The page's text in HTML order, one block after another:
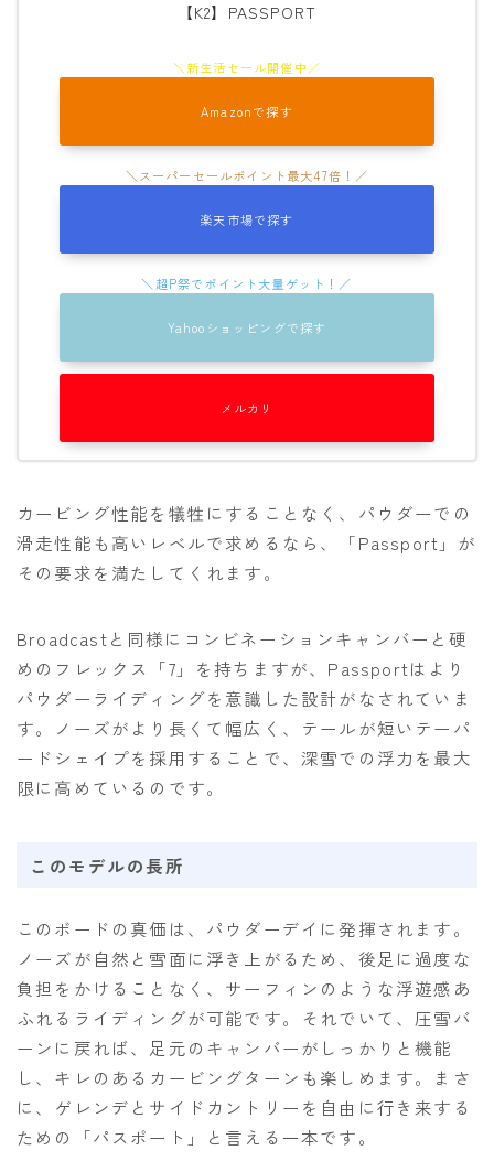
Follow Me
【K2】PASSPORT
Amazonで探す
楽天市場で探す
Yahooショッピングで探す
メルカリ
カービング性能を犠牲にすることなく、パウダーでの
滑走性能も高いレベルで求めるなら、「Passport」が
その要求を満たしてくれます。
Broadcastと同様にコンビネーションキャンバーと硬
めのフレックス「7」を持ちますが、Passportはより
パウダーライディングを意識した設計がなされていま
す。ノーズがより長くて幅広く、テールが短いテーパ
ードシェイプを採用することで、深雪での浮力を最大
限に高めているのです。
このモデルの長所
このボードの真価は、パウダーデイに発揮されます。
ノーズが自然と雪面に浮き上がるため、後足に過度な
負担をかけることなく、サーフィンのような浮遊感あ
ふれるライディングが可能です。それでいて、圧雪バ
ーンに戻れば、足元のキャンバーがしっかりと機能
し、キレのあるカービングターンも楽しめます。まさ
に、ゲレンデとサイドカントリーを自由に行き来する
ための「パスポート」と言える一本です。